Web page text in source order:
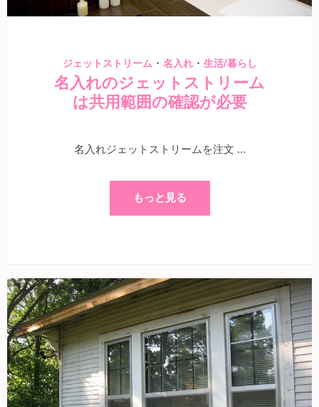
ジェットストリーム・ 名入れ・ 生活/暮らし
名入れのジェットストリーム
は共用範囲の確認が必要
名入れジェットストリームを注文 …
もっと見る